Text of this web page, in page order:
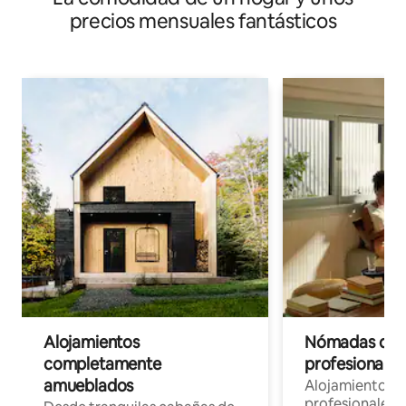
precios mensuales fantásticos
Alojamientos
completamente
amueblados
Nómadas
Alojamientos